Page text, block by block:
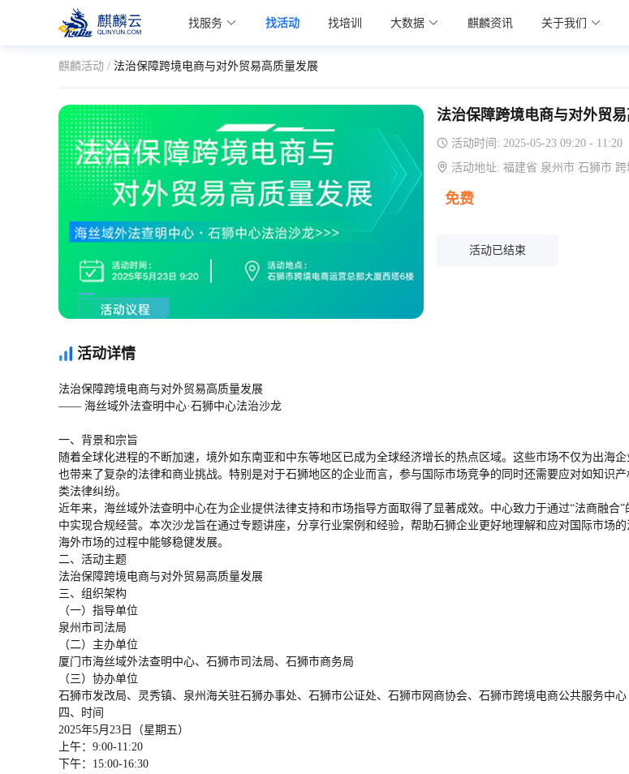
麒麟学院
Kylin Academy 找服务 找活动 找培训 大数据 麒麟资讯 关于我们
麒麟活动 / 法治保障跨境电商与对外贸易高质量发展
法治保障跨境电商与对外贸
活动时间: 2025-05-23 09:20 - 11:20
活动地址: 福建省 泉州市 石狮市
免费
活动已结束
活动详情
法治保障跨境电商与对外贸易高质量发展
—— 海丝域外法查明中心·石狮中心法治沙龙
一、背景和宗旨
随着全球化进程的不断加速，境外如东南亚和中东等地区已成为全球经济增长的热点区域。这些市场不仅为出海
也带来了复杂的法律和商业挑战。特别是对于石狮地区的企业而言，参与国际市场竞争的同时还需要应对如知识
类法律纠纷。
近年来，海丝域外法查明中心在为企业提供法律支持和市场指导方面取得了显著成效。中心致力于通过“法商融合
中实现合规经营。本次沙龙旨在通过专题讲座，分享行业案例和经验，帮助石狮企业更好地理解和应对国际市场
海外市场的过程中能够稳健发展。
二、活动主题
法治保障跨境电商与对外贸易高质量发展
三、组织架构
（一）指导单位
泉州市司法局
（二）主办单位
厦门市海丝域外法查明中心、石狮市司法局、石狮市商务局
（三）协办单位
石狮市发改局、灵秀镇、泉州海关驻石狮办事处、石狮市公证处、石狮市网商协会、石狮市跨境电商公共服务中心
四、时间
2025年5月23日（星期五）
上午：9:00-11:20
下午：15:00-16:30